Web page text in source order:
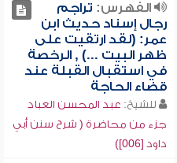
الفهرس: تراجم
رجال إسناد حديث ابن
عمر: (لقد ارتقيت على
ظهر البيت ...) , الرخصة
في استقبال القبلة عند
قضاء الحاجة
للشيخ: عبد المحسن العباد
جزء من محاضرة ( شرح سنن أبي
داود [006])